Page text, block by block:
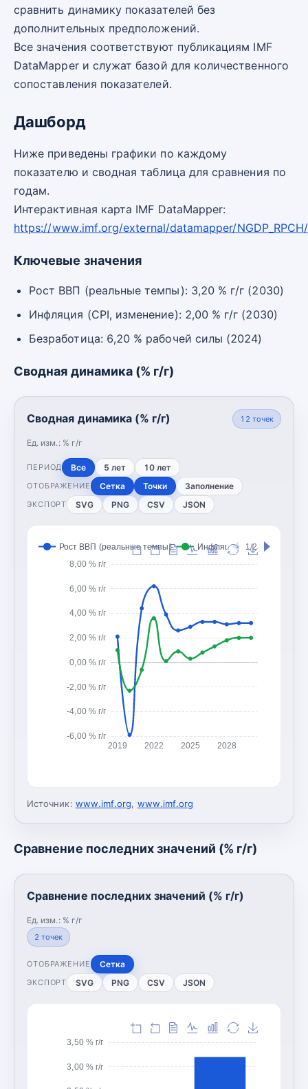
сравнить динамику показателей без
дополнительных предположений.
Все значения соответствуют публикациям IMF
DataMapper и служат базой для количественного
сопоставления показателей.
Дашборд
Ниже приведены графики по каждому
показателю и сводная таблица для сравнения по
годам.
Интерактивная карта IMF DataMapper:
https://www.imf.org/external/datamapper/
Ключевые значения
Рост ВВП (реальные темпы): 3,20 % г/г (2030)
Инфляция (CPI, изменение): 2,00 % г/г (2030)
Безработица: 6,20 % рабочей силы (2024)
Сводная динамика (% г/г)
Сводная динамика (% г/г)
Ед. изм.: % г/г
12 точек
ПЕРИОД Все 5 лет 10 лет
ОТОБРАЖЕНИЕ Сетка Точки Заполнение
ЭКСПОРТ SVG PNG CSV JSON
-6,00 % г/г
-4,00 % г/г
-2,00 % г/г
0,00 % г/г
2,00 % г/г
4,00 % г/г
6,00 % г/г
8,00 % г/г
2019 2022 2025 2028
Рост ВВП (реальные темпы) Инфляция (CPI,
1/2
Источник: www.imf.org, www.imf.org
Сравнение последних значений (% г/г)
Сравнение последних значений (% г/г)
Ед. изм.: % г/г
2 точек
ОТОБРАЖЕНИЕ Сетка
ЭКСПОРТ SVG PNG CSV JSON
3,00 % г/г
3,50 % г/г